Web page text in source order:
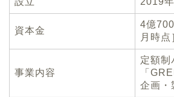
資本金
4億
月時点
事業内容
定額制
「
企画・